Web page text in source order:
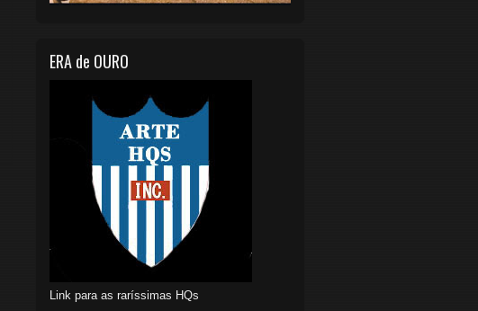
ERA de OURO
Link para as raríssimas HQs